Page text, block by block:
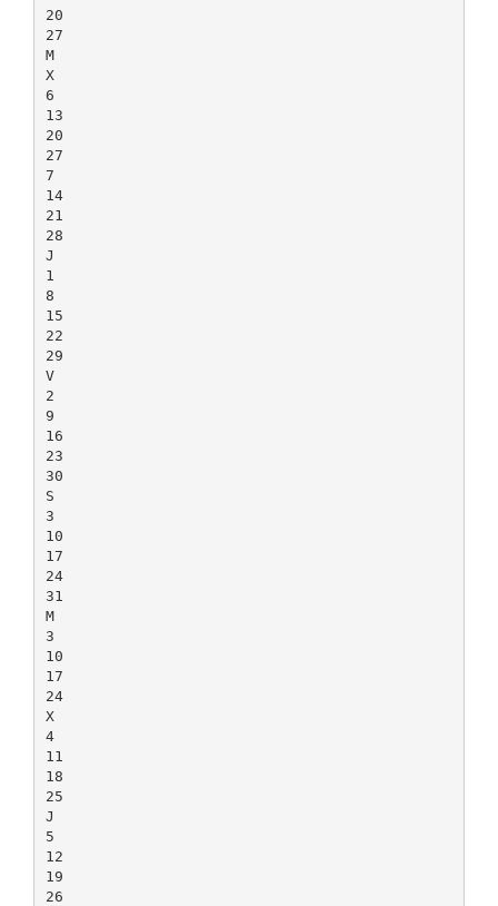
20
27
M
X
6
13
20
27
7
14
21
28
J
1
8
15
22
29
V
2
9
16
23
30
S
3
10
17
24
31
M
3
10
17
24
X
4
11
18
25
J
5
12
19
26